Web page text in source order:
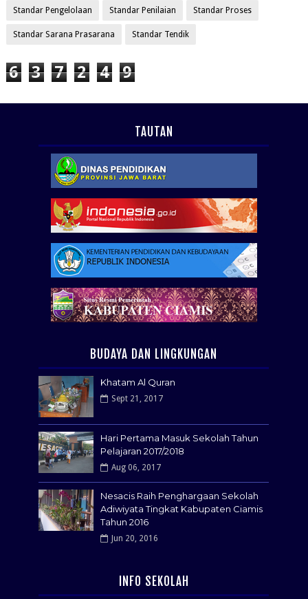
Standar Pengelolaan Standar Penilaian Standar Proses
Standar Sarana Prasarana Standar Tendik
6 3 7 2 4 9
TAUTAN
BUDAYA DAN LINGKUNGAN
Khatam Al Quran
Sept 21, 2017
Hari Pertama Masuk Sekolah Tahun
Pelajaran 2017/2018
Aug 06, 2017
Nesacis Raih Penghargaan Sekolah
Adiwiyata Tingkat Kabupaten Ciamis
Tahun 2016
Jun 20, 2016
INFO SEKOLAH